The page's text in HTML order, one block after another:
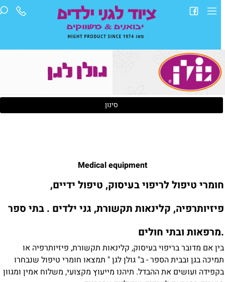
סינון
Medical equipment
טיפול לריפוי בעיסוק, טיפול ידיים,
קלינאות תקשורת, גני ילדים . בתי ספר
ובתי חולים
אם מדובר בריפוי בעיסוק, קלינאות תקשורת, פיזיותרפיה או
בגן ובבית הספר - ב" גולן לגן " תמצאו חומרי טיפול שנבחרו
ועושים את ההבדל. תיהנו מייעוץ מקצועי, משלוח אמין ומגוון